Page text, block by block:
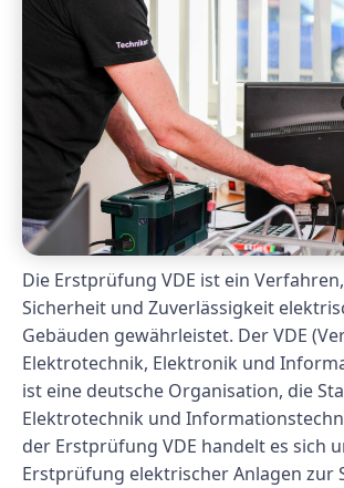
Die Erstprüfung VDE ist ein
Sicherheit und Zuverlässigkeit
Gebäuden gewährleistet. Der VDE
Elektrotechnik, Elektronik und
ist eine deutsche Organisation, die
Elektrotechnik und
der Erstprüfung VDE handelt es sich
Erstprüfung elektrischer Anlagen zur